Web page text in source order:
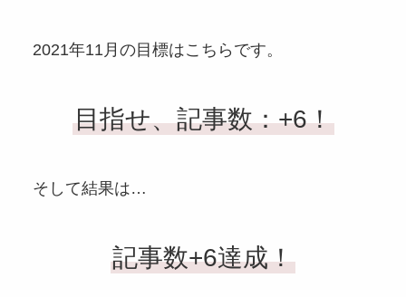
2021年11月の目標はこちらです。
目指せ、記事数：+6！
そして結果は…
記事数+6達成！